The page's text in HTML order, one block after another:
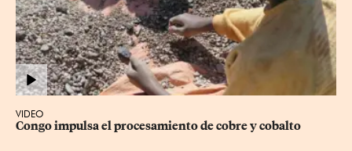
VIDEO
Congo impulsa el procesamiento de cobre y cobalto